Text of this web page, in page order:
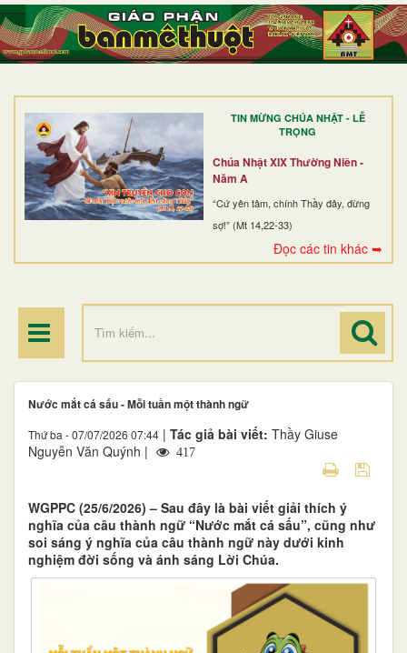
TIN MỪNG CHÚA NHẬT - LỄ
TRỌNG
Chúa Nhật XIX Thường Niên -
Năm A
“Cứ yên tâm, chính Thầy đây, đừng
sợ!” (Mt 14,22-33)
Đọc các tin khác ➥
TRANG NHẤT
GIỚI THIỆU
DÒNG TU
BAN MỤC VỤ
ĐOÀN THỂ CG
ĐIỂM HÀNH HƯƠNG
Nước mắt cá sấu - Mỗi tuần một thành ngữ
Thứ ba - 07/07/2026 07:44 | Tác giả bài viết: Thầy Giuse
Nguyễn Văn Quýnh |
417
WGPPC (25/6/2026) – Sau đây là bài viết giải thích ý
nghĩa của câu thành ngữ “Nước mắt cá sấu”, cũng như
soi sáng ý nghĩa của câu thành ngữ này dưới kinh
nghiệm đời sống và ánh sáng Lời Chúa.